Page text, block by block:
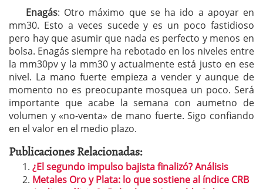
Enagás: Otro máximo que se ha ido a apoyar en
mm30. Esto a veces sucede y es un poco fastidioso
pero hay que asumir que nada es perfecto y menos en
bolsa. Enagás siempre ha rebotado en los niveles entre
la mm30pv y la mm30 y actualmente está justo en ese
nivel. La mano fuerte empieza a vender y aunque de
momento no es preocupante mosquea un poco. Será
importante que acabe la semana con aumetno de
volumen y «no-venta» de mano fuerte. Sigo confiando
en el valor en el medio plazo.
Publicaciones Relacionadas:
¿El segundo impulso bajista finalizó? Análisis
Metales Oro y Plata: lo que sostiene al índice CRB